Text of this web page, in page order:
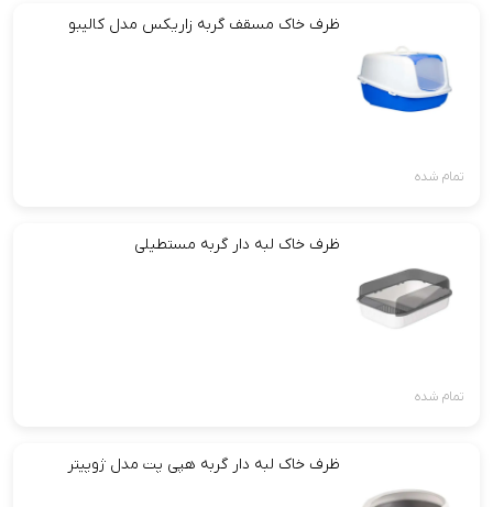
ظرف خاک مسقف گربه زاریکس مدل کالیبو
تمام شده
ظرف خاک لبه دار گربه مستطیلی
تمام شده
ظرف خاک لبه دار گربه هپی پت مدل ژوپیتر